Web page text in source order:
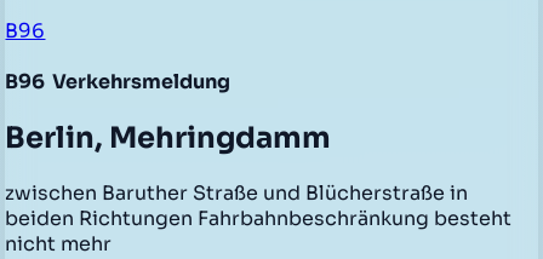
B96
B96 Verkehrsmeldung
Berlin, Mehringdamm
zwischen Baruther Straße und Blücherstraße in
beiden Richtungen Fahrbahnbeschränkung besteht
nicht mehr